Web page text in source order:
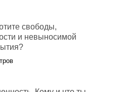
свободы,
и невыносимой